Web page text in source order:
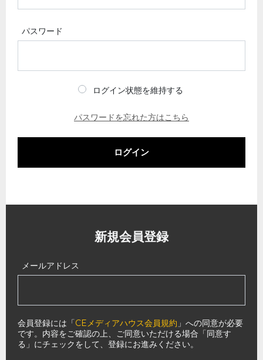
パスワード
ログイン状態を維持する
パスワードを忘れた方はこちら
ログイン
新規会員登録
メールアドレス
会員登録には「CEメディアハウス会員規約 」への同意が必要
です。内容をご確認の上、ご同意いただける場合「同意す
る」にチェックをして、登録にお進みください。